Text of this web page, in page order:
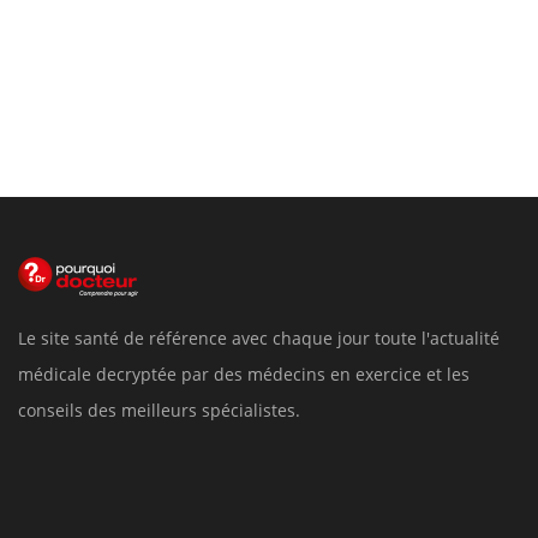
Le site santé de référence avec chaque jour toute l'actualité
médicale decryptée par des médecins en exercice et les
conseils des meilleurs spécialistes.